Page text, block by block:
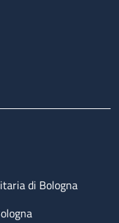
di Bologna